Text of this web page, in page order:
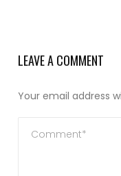
LEAVE A COMMENT
Your email address